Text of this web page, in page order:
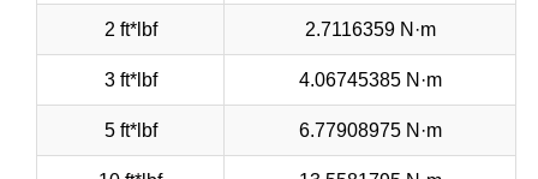
2 ft*lbf 2.7116359 N·m
3 ft*lbf 4.06745385 N·m
5 ft*lbf 6.77908975 N·m